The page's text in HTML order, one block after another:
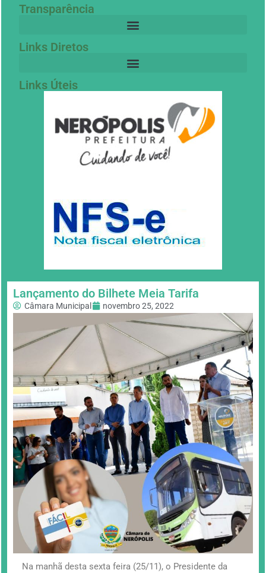
Transparência
Links Diretos
Links Úteis
Lançamento do Bilhete Meia Tarifa
Câmara Municipal novembro 25, 2022
Na manhã desta sexta feira (25/11), o Presidente da